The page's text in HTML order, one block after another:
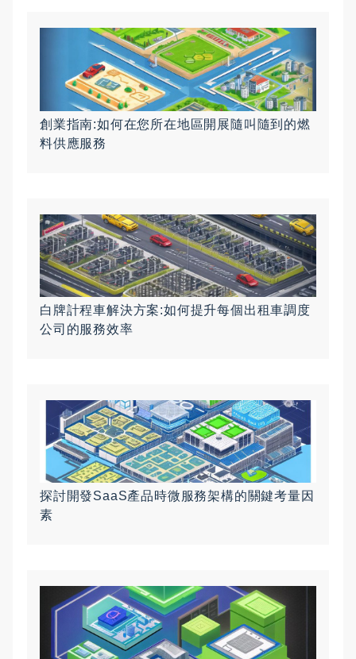
創業指南:如何在您所在地區開展隨叫隨到的燃
料供應服務
白牌計程車解決方案:如何提升每個出租車調度
公司的服務效率
探討開發SaaS產品時微服務架構的關鍵考量因
素